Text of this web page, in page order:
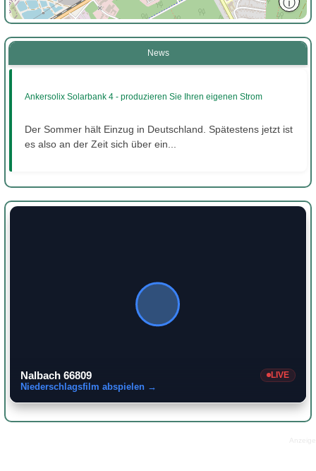
News
Ankersolix Solarbank 4 - produzieren Sie Ihren eigenen Strom
Der Sommer hält Einzug in Deutschland. Spätestens jetzt ist
es also an der Zeit sich über ein...
Nalbach 66809 LIVE
Niederschlagsfilm abspielen →